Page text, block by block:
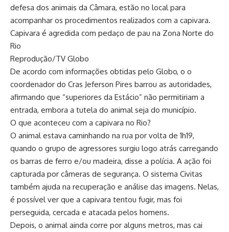
defesa dos animais da Câmara, estão no local para
acompanhar os procedimentos realizados com a capivara.
Capivara é agredida com pedaço de pau na Zona Norte do
Rio
Reprodução/TV Globo
De acordo com informações obtidas pelo Globo, o o
coordenador do Cras Jeferson Pires barrou as autoridades,
afirmando que “superiores da Estácio” não permitiriam a
entrada, embora a tutela do animal seja do município.
O que aconteceu com a capivara no Rio?
O animal estava caminhando na rua por volta de 1h19,
quando o grupo de agressores surgiu logo atrás carregando
os barras de ferro e/ou madeira, disse a polícia. A ação foi
capturada por câmeras de segurança. O sistema Civitas
também ajuda na recuperação e análise das imagens. Nelas,
é possível ver que a capivara tentou fugir, mas foi
perseguida, cercada e atacada pelos homens.
Depois, o animal ainda corre por alguns metros, mas cai